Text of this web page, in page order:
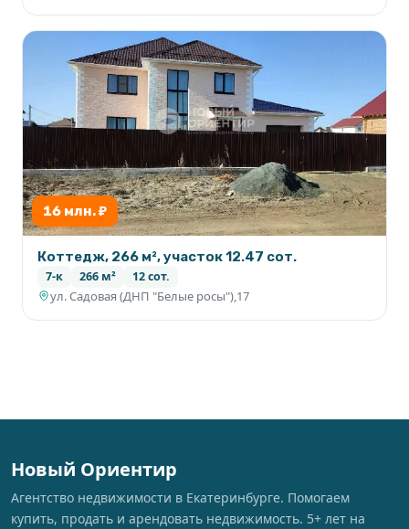
16 млн. ₽
Коттедж, 266 м², участок 12.47 сот.
7-к 266 м² 12 сот.
ул. Садовая (ДНП "Белые росы"),17
Новый Ориентир
Агентство недвижимости в Екатеринбурге. Помогаем
купить, продать и арендовать недвижимость. 5+ лет на